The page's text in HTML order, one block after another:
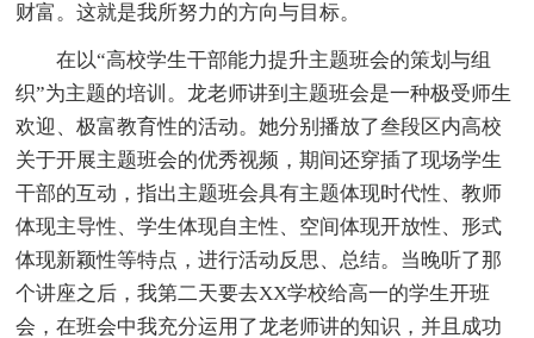
财富。这就是我所努力的方向与目标。
在以“高校学生干部能力提升主题班会的策划与组
织”为主题的培训。龙老师讲到主题班会是一种极受师生
欢迎、极富教育性的活动。她分别播放了叁段区内高校
关于开展主题班会的优秀视频，期间还穿插了现场学生
干部的互动，指出主题班会具有主题体现时代性、教师
体现主导性、学生体现自主性、空间体现开放性、形式
体现新颖性等特点，进行活动反思、总结。当晚听了那
个讲座之后，我第二天要去XX学校给高一的学生开班
会，在班会中我充分运用了龙老师讲的知识，并且成功